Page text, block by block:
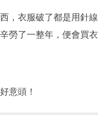
，衣服破了都是用針線
勞了一整年，便會買衣
意頭！